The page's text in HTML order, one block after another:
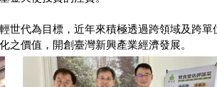
世代為目標，近年來積極透過跨領域及跨
之價值，開創臺灣新興產業經濟發展。